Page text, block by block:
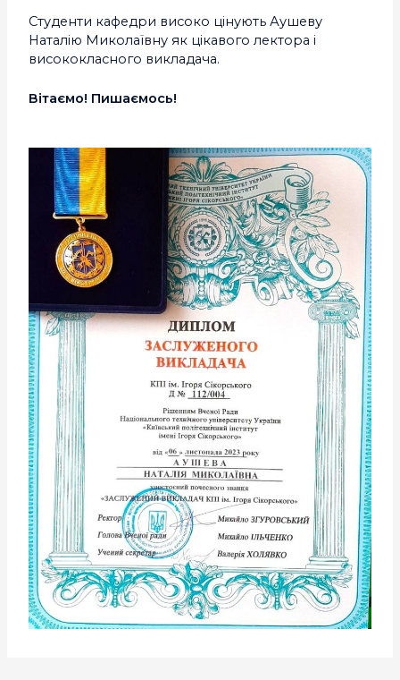
Студенти кафедри високо цінують Аушеву
Наталію Миколаївну як цікавого лектора і
висококласного викладача.
Вітаємо! Пишаємось!